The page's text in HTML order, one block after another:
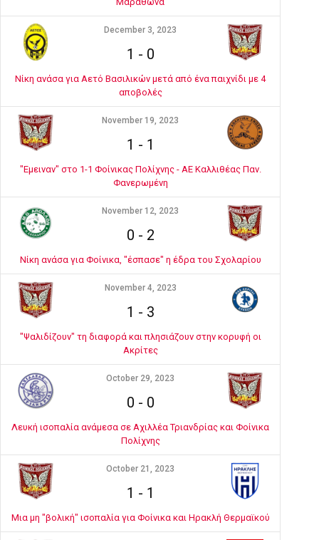
December 3, 2023
1 - 0
Νίκη ανάσα για Αετό Βασιλικών μετά από ένα παιχνίδι με 4
αποβολές
November 19, 2023
1 - 1
"Εμειναν" στο 1-1 Φοίνικας Πολίχνης - ΑΕ Καλλιθέας Παν.
Φανερωμένη
November 12, 2023
0 - 2
Νίκη ανάσα για Φοίνικα, "έσπασε" η έδρα του Σχολαρίου
November 4, 2023
1 - 3
"Ψαλιδίζουν" τη διαφορά και πλησιάζουν στην κορυφή οι
Ακρίτες
October 29, 2023
0 - 0
Λευκή ισοπαλία ανάμεσα σε Αχιλλέα Τριανδρίας και Φοίνικα
Πολίχνης
October 21, 2023
1 - 1
Μια μη "βολική" ισοπαλία για Φοίνικα και Ηρακλή Θερμαϊκού